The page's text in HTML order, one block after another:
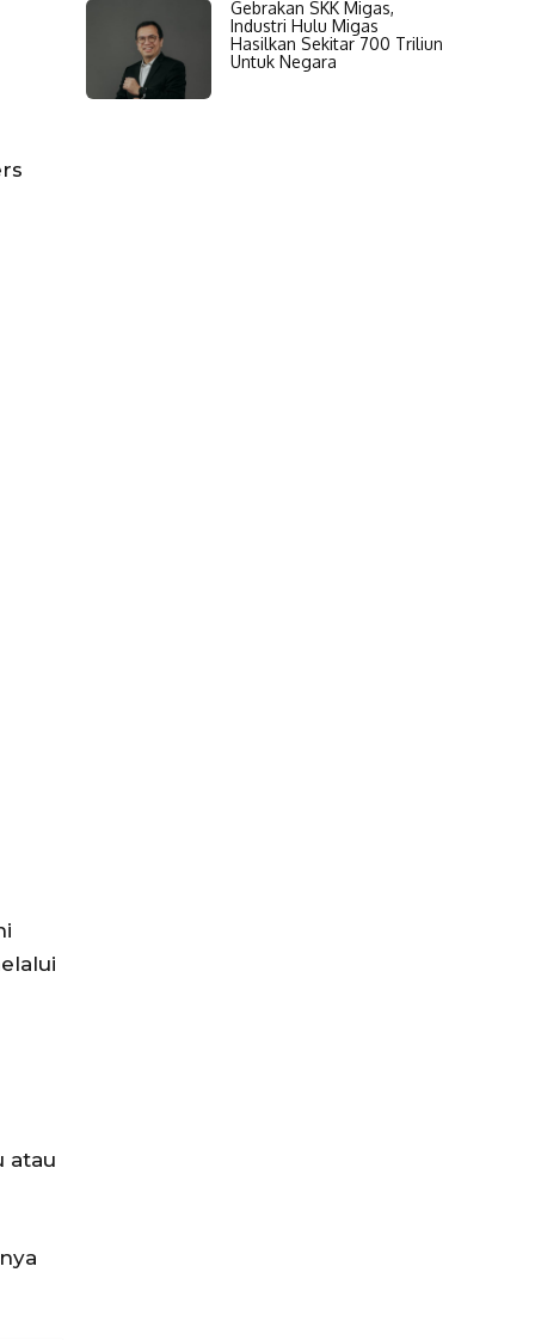
atau
Gebrakan SKK Migas,
Industri Hulu Migas
Hasilkan Sekitar 700 Triliun
Untuk Negara